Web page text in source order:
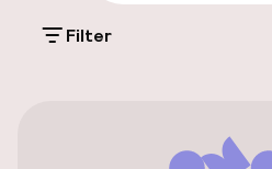
Entertainment
Filter